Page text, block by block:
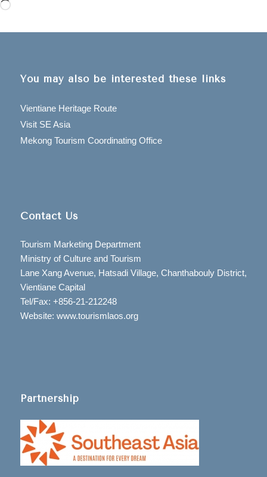
Loading…
You may also be interested these links
Vientiane Heritage Route
Visit SE Asia
Mekong Tourism Coordinating Office
Contact Us
Tourism Marketing Department
Ministry of Culture and Tourism
Lane Xang Avenue, Hatsadi Village, Chanthabouly District,
Vientiane Capital
Tel/Fax: +856-21-212248
Website: www.tourismlaos.org
Partnership